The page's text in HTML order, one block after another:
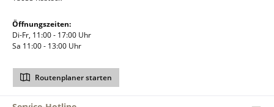
Öffnungszeiten:
Di-Fr, 11:00 - 17:00 Uhr
Sa 11:00 - 13:00 Uhr
Routenplaner starten